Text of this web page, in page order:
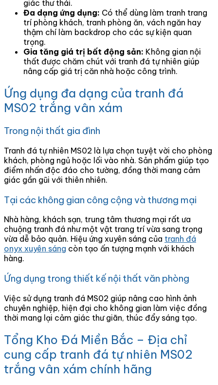
giác thư thái.
Đa dạng ứng dụng: Có thể dùng làm tranh trang
trí phòng khách, tranh phòng ăn, vách ngăn hay
thậm chí làm backdrop cho các sự kiện quan
trọng.
Gia tăng giá trị bất động sản: Không gian nội
thất được chăm chút với tranh đá tự nhiên giúp
nâng cấp giá trị căn nhà hoặc công trình.
Ứng dụng đa dạng của tranh đá
MS02 trắng vân xám
Trong nội thất gia đình
Tranh đá tự nhiên MS02 là lựa chọn tuyệt vời cho phòng
khách, phòng ngủ hoặc lối vào nhà. Sản phẩm giúp tạo
điểm nhấn độc đáo cho tường, đồng thời mang cảm
giác gần gũi với thiên nhiên.
Tại các không gian công cộng và thương mại
Nhà hàng, khách sạn, trung tâm thương mại rất ưa
chuộng tranh đá như một vật trang trí vừa sang trọng
vừa dễ bảo quản. Hiệu ứng xuyên sáng của tranh đá
onyx xuyên sáng còn tạo ấn tượng mạnh với khách
hàng.
Ứng dụng trong thiết kế nội thất văn phòng
Việc sử dụng tranh đá MS02 giúp nâng cao hình ảnh
chuyên nghiệp, hiện đại cho không gian làm việc đồng
thời mang lại cảm giác thư giãn, thúc đẩy sáng tạo.
Tổng Kho Đá Miền Bắc – Địa chỉ
cung cấp tranh đá tự nhiên MS02
trắng vân xám chính hãng